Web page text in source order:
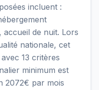
incluent :
de nuit. Lors
nationale, cet
13 critères
minimum est
2072€ par mois